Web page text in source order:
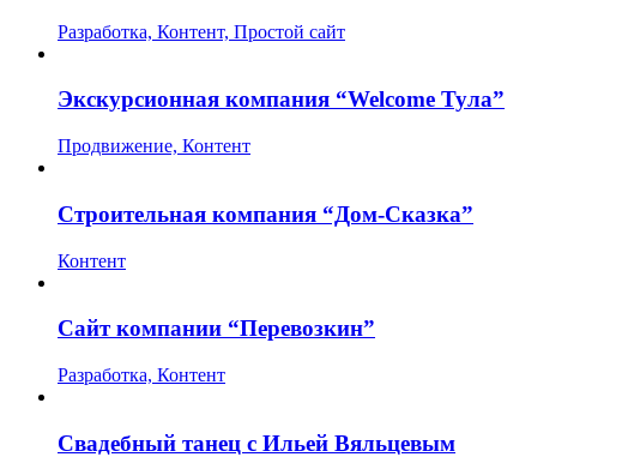
Разработка, Контент, Простой сайт
Экскурсионная компания “Welcome Тула”
Продвижение, Контент
Строительная компания “Дом-Сказка”
Контент
Сайт компании “Перевозкин”
Разработка, Контент
Свадебный танец с Ильей Вяльцевым